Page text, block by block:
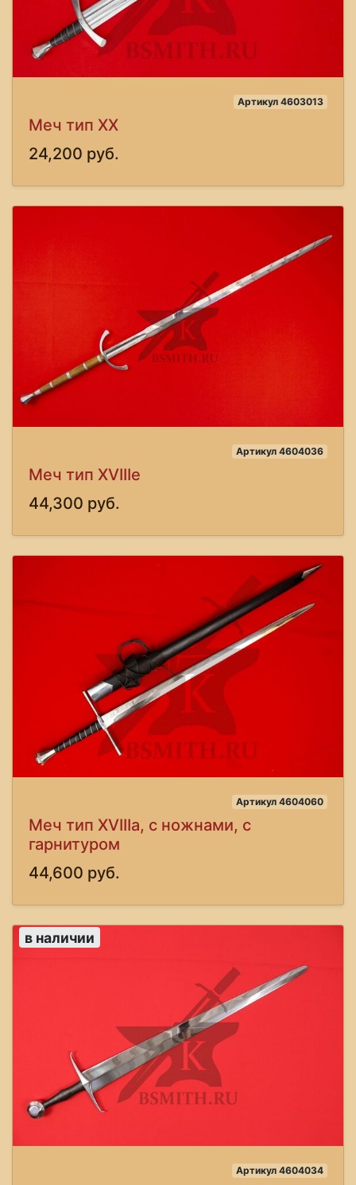
Артикул 4603013
Меч тип XX
24,200 руб.
Артикул 4604036
Меч тип XVIIIe
44,300 руб.
Артикул 4604060
Меч тип XVIIIa, с ножнами, с
гарнитуром
44,600 руб.
в наличии
Артикул 4604034